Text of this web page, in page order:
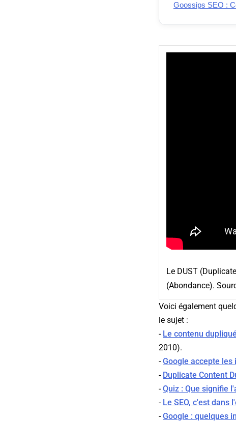
Goossips SEO :
Le DUST
(Abondance).
Voici également
le sujet :
- Le contenu
2010).
-Google accepte les
- Duplicate Content
-Quiz : Que signifie
- Le SEO, c'est dans
-Google : quelques